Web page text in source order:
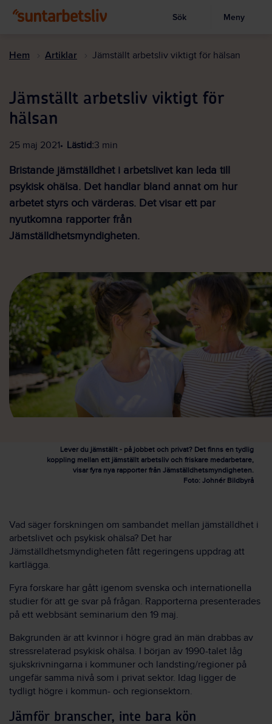
till
Visa sökruta
Sök Meny
Hem Artiklar Jämställt arbetsliv viktigt för hälsan
Jämställt arbetsliv viktigt för
hälsan
25 maj 2021 Lästid:3 min
Bristande jämställdhet i arbetslivet kan leda till
psykisk ohälsa. Det handlar bland annat om hur
arbetet styrs och värderas. Det visar ett par
nyutkomna rapporter från
Jämställdhetsmyndigheten.
Lever du jämställt - på jobbet och privat? Det finns en tydlig
koppling mellan ett jämställt arbetsliv och friskare medarbetare,
visar fyra nya rapporter från Jämställdhetsmyndigheten.
Foto: Johnér Bildbyrå
Vad säger forskningen om sambandet mellan jämställdhet i
arbetslivet och psykisk ohälsa? Det har
Jämställdhetsmyndigheten fått regeringens uppdrag att
kartlägga.
Fyra forskare har gått igenom svenska och internationella
studier för att ge svar på frågan. Rapporterna presenterades
på ett webbsänt seminarium den 19 maj.
Bakgrunden är att kvinnor i högre grad än män drabbas av
stressrelaterad psykisk ohälsa. I början av 1990-talet låg
sjukskrivningarna i kommuner och landsting/regioner på
ungefär samma nivå som i privat sektor. Idag ligger de
tydligt högre i kommun- och regionsektorn.
Jämför branscher, inte bara kön